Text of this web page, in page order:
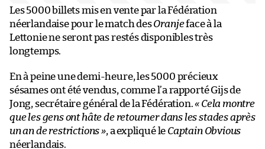
Les 5000 billets mis en vente par la Fédération
néerlandaise pour le match desOranjeface à la
Lettonie ne seront pas restés disponibles très
longtemps.
En à peine une demi-heure, les 5000 précieux
sésames ont été vendus, comme l’a rapporté Gijs de
Jong, secrétaire général de la Fédération.« Cela montre
que les gens ont hâte de retourner dans les stades après
un an de restrictions », a expliqué le Captain Obvious
néerlandais.